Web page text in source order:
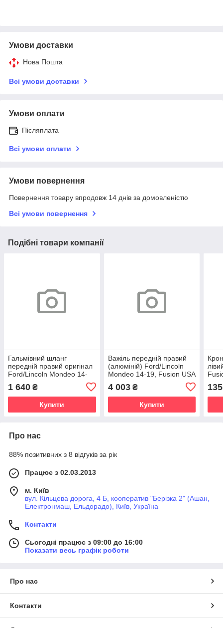
Умови доставки
Нова Пошта
Всі умови доставки
Умови оплати
Післяплата
Всі умови оплати
Умови повернення
Повернення товару впродовж 14 днів за домовленістю
Всі умови повернення
Подібні товари компанії
Гальмівний шланг
передній правий оригінал
Ford/Lincoln Mondeo 14-
MKZ 13-20
1 640 ₴
Купити
Важіль передній правий
(алюміній) Ford/Lincoln
Mondeo 14-19, Fusion USA
4 003₴
Купити
135
Про нас
88% позитивних з 8 відгуків за рік
Працює з 02.03.2013
м. Київ
вул. Кільцева дорога, 4 Б, кооператив "Берізка 2" (Ашан,
Електронмаш, Ельдорадо), Київ, Україна
Контакти
Сьогодні працює з 09:00 до 16:00
Показати весь графік роботи
Про нас
Контакти